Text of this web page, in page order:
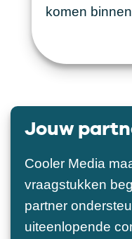
komen
Jouw
Cooler Media
vraagstukken
partner
uiteenlopende